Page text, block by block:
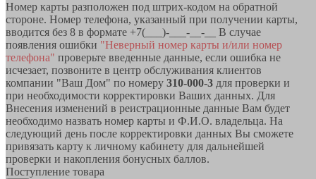
Номер карты разположен под штрих-кодом на обратной
стороне. Номер телефона, указанный при получении карты,
вводится без 8 в формате +7(___)-___-__-__ В случае
появления ошибки "Неверный номер карты и/или номер
телефона" проверьте введенные данные, если ошибка не
исчезает, позвоните в центр обслуживания клиентов
компании "Ваш Дом" по номеру 310-000-3 для проверки и
при необходимости корректировки Ваших данных. Для
Внесения изменений в реистрационные данные Вам будет
необходимо назвать номер карты и Ф.И.О. владельца. На
следующий день после корректировки данных Вы сможете
привязать карту к личному кабинету для дальнейшей
проверки и накопления бонусных баллов.
Поступление товара